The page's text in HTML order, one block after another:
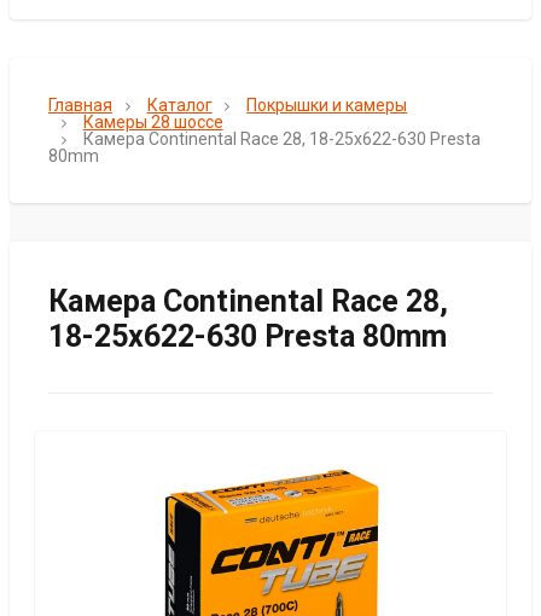
Главная Каталог
Покрышки и камеры
Камеры 28 шоссе
Камера Continental Race 28, 18-25x622-630 Presta
80mm
Камера Continental Race 28,
18-25x622-630 Presta 80mm